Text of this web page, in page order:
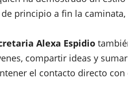
principio a fin la
Alexa Espidio
compartir ideas y
el contacto directo